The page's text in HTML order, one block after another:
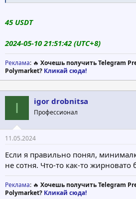
45 USDT
2024-05-10 21:51:42 (UTC+8)
Реклама: 🔥 Хочешь получить Telegram
Polymarket? Кликай сюда!
I igor drobnitsa
Профессионал
11.05.2024
Если я правильно понял,
не сотня. Что-то как-то жирновато
Реклама: 🔥 Хочешь получить Telegram
Polymarket? Кликай сюда!